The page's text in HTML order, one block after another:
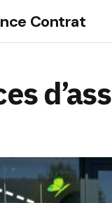
Contrat